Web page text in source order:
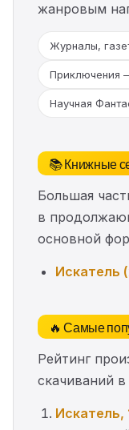
жанровым
Журналы,
Приключения
Научная
📚 Книжные
Большая
в
основной
Искатель
🔥 Самые
Рейтинг
скачиваний в
Искатель,